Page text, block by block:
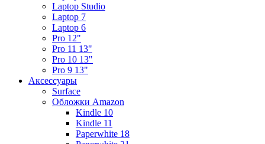
Laptop Studio
Laptop 7
Laptop 6
Pro 12"
Pro 11 13"
Pro 10 13"
Pro 9 13"
Аксессуары
Surface
Обложки Amazon
Kindle 10
Kindle 11
Paperwhite 18